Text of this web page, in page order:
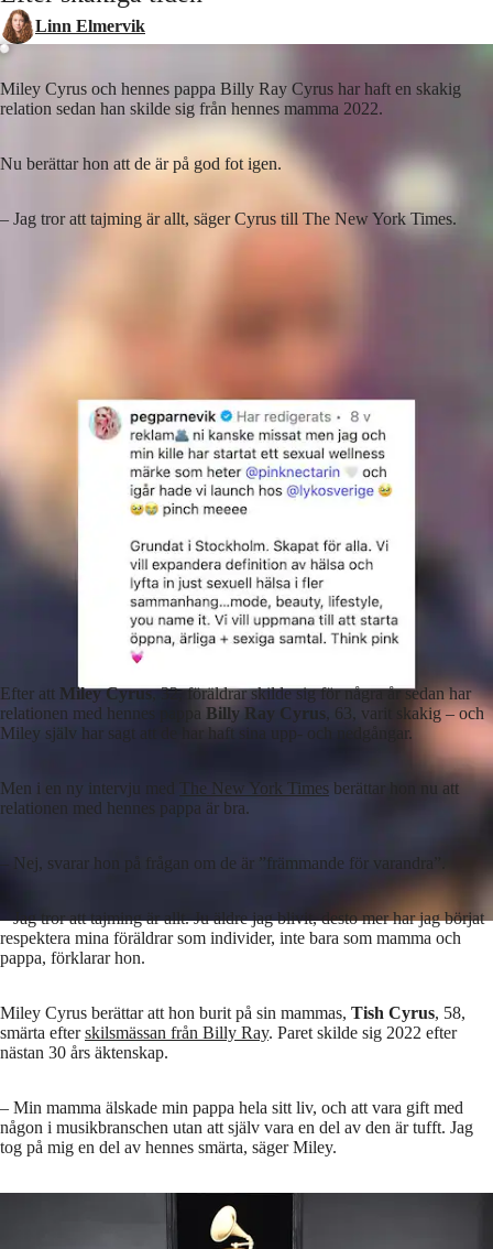
Linn Elmervik
Miley Cyrus och hennes pappa Billy Ray Cyrus har haft en skakig
relation sedan han skilde sig från hennes mamma 2022.
Nu berättar hon att de är på god fot igen.
– Jag tror att tajming är allt, säger Cyrus till The New York Times.
Efter att Miley Cyrus, 32, föräldrar skilde sig för några år sedan har
relationen med hennes pappa Billy Ray Cyrus, 63, varit skakig – och
Miley själv har sagt att de har haft sina upp- och nedgångar.
Men i en ny intervju med The New York Times berättar hon nu att
relationen med hennes pappa är bra.
– Nej, svarar hon på frågan om de är ”främmande för varandra”.
– Jag tror att tajming är allt. Ju äldre jag blivit, desto mer har jag börjat
respektera mina föräldrar som individer, inte bara som mamma och
pappa, förklarar hon.
Miley Cyrus berättar att hon burit på sin mammas, Tish Cyrus, 58,
smärta efterskilsmässan från Billy Ray. Paret skilde sig 2022 efter
nästan 30 års äktenskap.
–⁠ Min mamma älskade min pappa hela sitt liv, och att vara gift med
någon i musikbranschen utan att själv vara en del av den är tufft. Jag
tog på mig en del av hennes smärta, säger Miley.